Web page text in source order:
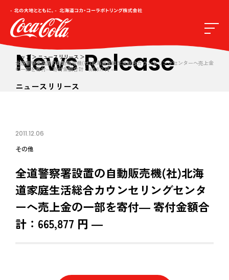
トップ
ニュースリリース
全道警察署設置の自動販売機(社)北海道家庭生活総合カウンセリングセンターへ売上金
の一部を寄付― 寄付金額合計：665,877 円 ―
News Release
ニュースリリース
2011.12.06
その他
全道警察署設置の自動販売機(社)北海
道家庭生活総合カウンセリングセンタ
ーへ売上金の一部を寄付― 寄付金額合
計：665,877 円 ―